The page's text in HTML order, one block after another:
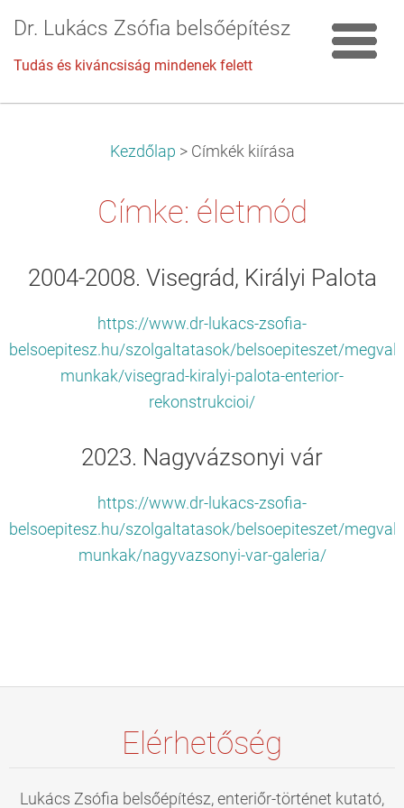
Dr. Lukács Zsófia belsőépítész
Tudás és kiváncsiság mindenek felett
Kezdőlap > Címkék kiírása
Címke: életmód
2004-2008. Visegrád, Királyi Palota
https://www.dr-lukacs-zsofia-
belsoepitesz.hu/szolgaltatasok/belsoepiteszet/
munkak/visegrad-kiralyi-palota-enterior-
rekonstrukcioi/
2023. Nagyvázsonyi vár
https://www.dr-lukacs-zsofia-
belsoepitesz.hu/szolgaltatasok/belsoepiteszet/
munkak/nagyvazsonyi-var-galeria/
Elérhetőség
Lukács Zsófia belsőépítész, enteriőr-történet kutató,